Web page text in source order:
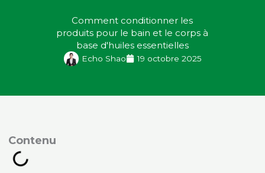
Comment conditionner les
produits pour le bain et le corps à
base d'huiles essentielles
Echo Shao 19 octobre 2025